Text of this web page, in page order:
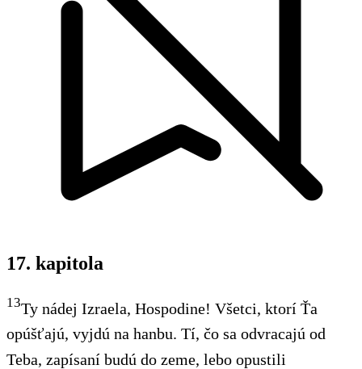
17. kapitola
13Ty nádej Izraela, Hospodine! Všetci, ktorí Ťa
opúšťajú, vyjdú na hanbu. Tí, čo sa odvracajú od
Teba, zapísaní budú do zeme, lebo opustili